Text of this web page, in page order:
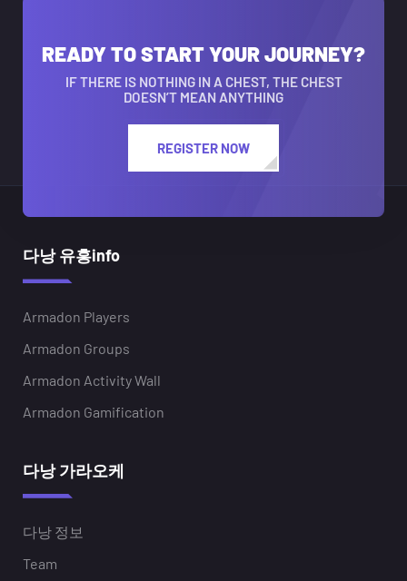
READY TO START YOUR JOURNEY?
IF THERE IS NOTHING IN A CHEST, THE CHEST
DOESN’T MEAN ANYTHING
REGISTER NOW
다낭 유흥info
Armadon Players
Armadon Groups
Armadon Activity Wall
Armadon Gamification
다낭 가라오케
다낭 정보
Team